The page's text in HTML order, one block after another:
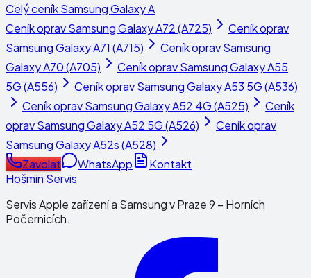
Celý ceníkSamsung Galaxy A
Ceník opravSamsung Galaxy A72 (A725)
Ceník oprav
Samsung Galaxy A71 (A715)
Ceník opravSamsung
Galaxy A70 (A705)
Ceník opravSamsung Galaxy A55
5G (A556)
Ceník opravSamsung Galaxy A53 5G (A536)
Ceník opravSamsung Galaxy A52 4G (A525)
Ceník
opravSamsung Galaxy A52 5G (A526)
Ceník oprav
Samsung Galaxy A52s (A528)
Zavolat
WhatsApp
Kontakt
Hošmin Servis
Servis Apple zařízení a Samsung v Praze 9 – Horních
Počernicích.